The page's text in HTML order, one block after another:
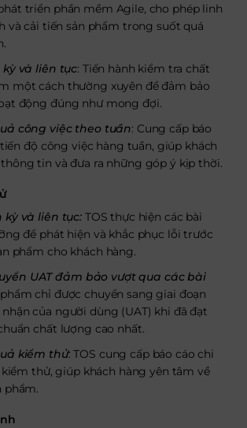
triển phần mềm Agile, cho phép linh
và cải tiến sản phẩm trong suốt quá
và liên tục: Tiến hành kiểm tra chất
một cách thường xuyên để đảm bảo
động đúng như mong đợi.
công việc theo tuần: Cung cấp báo
độ công việc hàng tuần, giúp khách
tin và đưa ra những góp ý kịp thời.
kỳ và liên tục:TOS thực hiện các bài
để phát hiện và khắc phục lỗi trước
phẩm cho khách hàng.
UAT đảm bảo vượt qua các bài
phẩm chỉ được chuyển sang giai đoạn
của người dùng (UAT) khi đã đạt
chất lượng cao nhất.
kiểm thử: TOS cung cấp báo cáo chi
thử, giúp khách hàng yên tâm về
phẩm.